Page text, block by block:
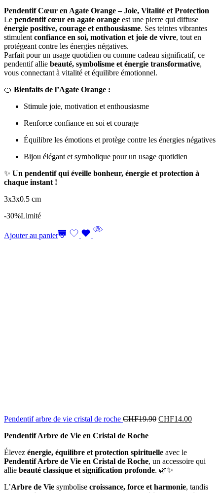
Pendentif Cœur en Agate Orange – Joie, Vitalité et Protection
Le pendentif cœur en agate orange est une pierre qui diffuse
énergie positive, courage et enthousiasme. Ses teintes vibrantes
stimulent confiance en soi, motivation et joie de vivre, tout en
protégeant contre les énergies négatives.
Parfait pour un usage quotidien ou comme cadeau significatif, ce
pendentif allie beauté, symbolisme et énergie transformative,
vous connectant à vitalité et équilibre émotionnel.
🍊 Bienfaits de l’Agate Orange :
Stimule joie, motivation et enthousiasme
Renforce confiance en soi et courage
Équilibre les émotions et protège contre les énergies négatives
Bijou élégant et symbolique pour un usage quotidien
✨ Un pendentif qui éveille bonheur, énergie et protection à
chaque instant !
3x3x0.5 cm
-30%Limité
Ajouter au panier
Pendentif arbre de vie cristal de roche CHF19.90 CHF14.00
Pendentif Arbre de Vie en Cristal de Roche
Élevez énergie, équilibre et protection spirituelle avec le
Pendentif Arbre de Vie en Cristal de Roche, un accessoire qui
allie beauté classique et signification profonde. 🌿✨
L’Arbre de Vie symbolise croissance, force et harmonie, tandis